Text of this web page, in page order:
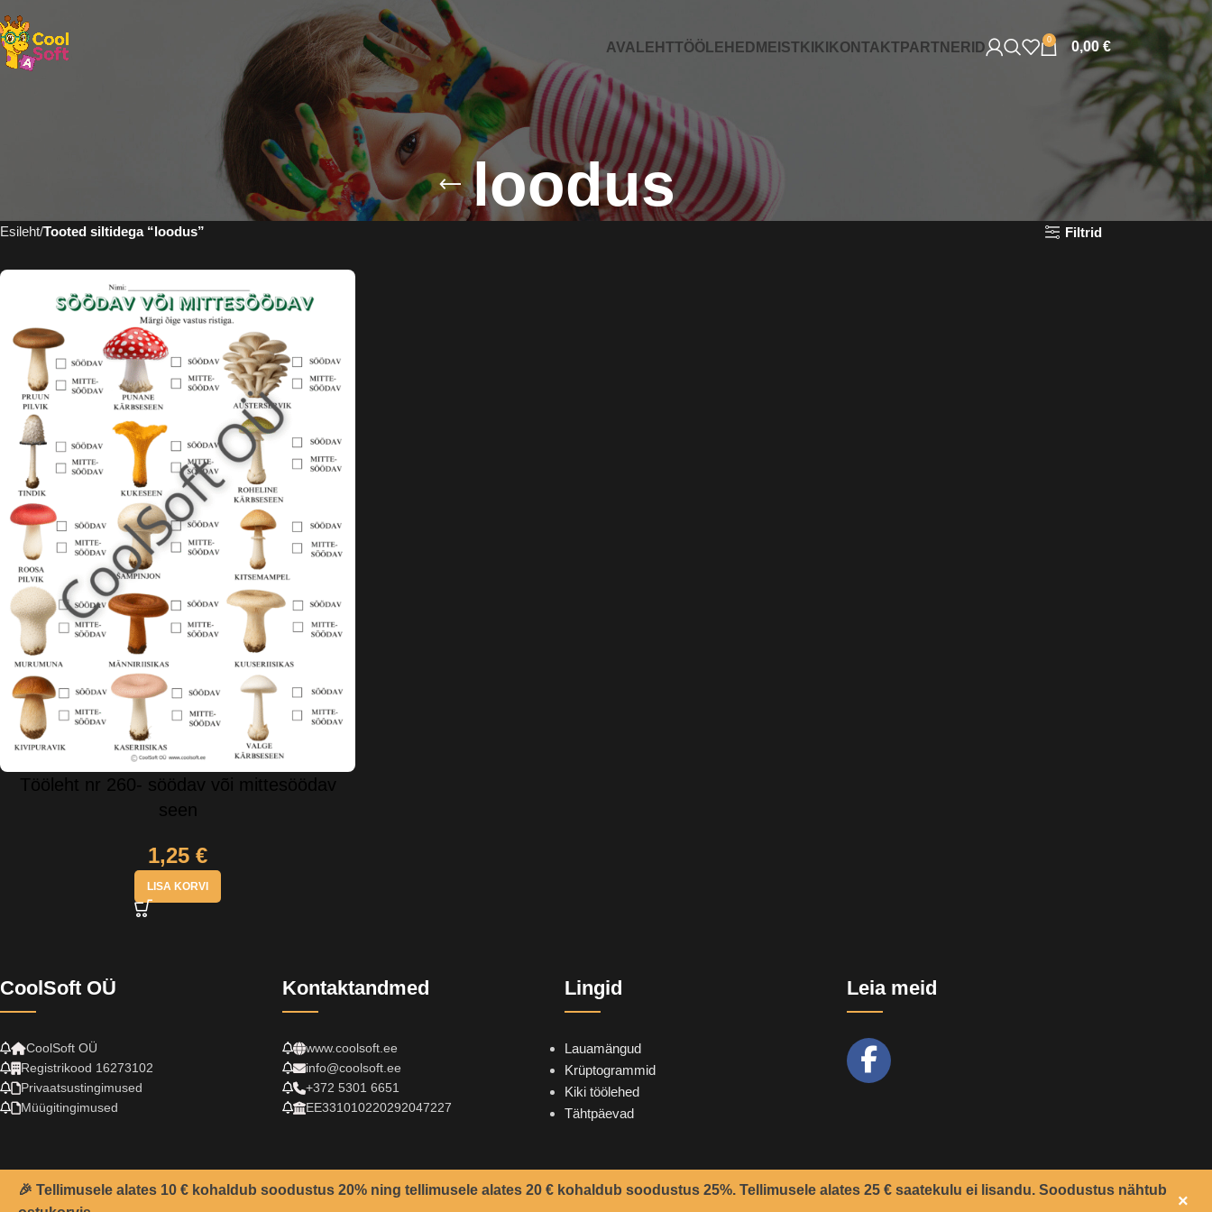
AVALEHTTÖÖLEHED MEISTKIKI KONTAKTPARTNERID 0 0,00€
loodus
Esileht Tooted siltidega “loodus” Filtrid
Tööleht nr 260- söödav või mittesöödav
seen
1,25 €
LISA KORVI
CoolSoft OÜ
CoolSoft OÜ
Registrikood 16273102
Privaatsustingimused
Müügitingimused
Kontaktandmed
www.coolsoft.ee
info@coolsoft.ee
+372 5301 6651
EE331010220292047227
Lingid
Lauamängud
Krüptogrammid
Kiki töölehed
Tähtpäevad
Leia meid
🎉 Tellimusele alates 10 € kohaldub soodustus 20% ning tellimusele alates 20 € kohaldub soodustus 25%. Tellimusele alates 25 € saatekulu ei lisandu. Soodustus nähtub
×